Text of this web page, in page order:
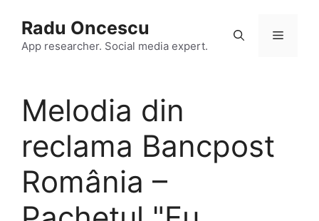
content
Radu Oncescu
App researcher. Social media expert.
Menu
Melodia din
reclama Bancpost
România –